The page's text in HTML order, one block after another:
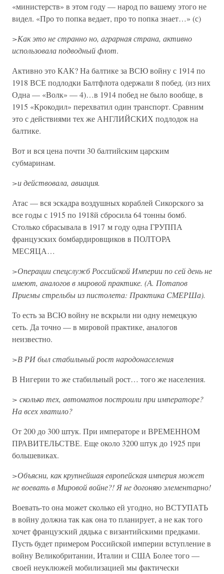
«министерств» в этом году — народ по вашему этого не
видел. «Про то попка ведает, про то попка знает…» (с)
>Как это не странно но, аграрная страна, активно
использовала подводный флот.
Активно это КАК? На балтике за ВСЮ войну с 1914 по
1918 ВСЕ подлодки Балтфлота одержали 8 побед. (из них
Одна — «Волк» — 4)…в 1914 побед не было вообще, в
1915 «Крокодил» перехватил один транспорт. Сравним
это с действиями тех же АНГЛИЙСКИХ подлодок на
балтике.
Вот и вся цена почти 30 балтийским царским
субмаринам.
>и действовала, авиация.
Атас — вся эскадра воздушных кораблей Сикорского за
все годы с 1915 по 1918й сбросила 64 тонны бомб.
Столько сбрасывала в 1917 м году одна ГРУППА
французских бомбардировщиков в ПОЛТОРА
МЕСЯЦА…
>Операции спецслужб Российской Империи по сей день не
имеют, аналогов в мировой практике. (А. Потапов
Приемы стрельбы из пистолета: Практика СМЕРШа).
То есть за ВСЮ войну не вскрыли ни одну немецкую
сеть. Да точно — в мировой практике, аналогов
неизвестно.
>В РИ был стабильный рост народонаселения
В Нигерии то же стабильный рост… того же населения.
> сколько тех, автоматов построили при императоре?
На всех хватило?
От 200 до 300 штук. При императоре и ВРЕМЕННОМ
ПРАВИТЕЛЬСТВЕ. Еще около 3200 штук до 1925 при
большевиках.
>Объясни, как крупнейшая европейская империя может
не воевать в Мировой войне?! Я не догоняю элементарно!
Воевать-то она может сколько ей угодно, но ВСТУПАТЬ
в войну должна так как она то планирует, а не как того
хочет французский дядька с византийскими предками.
Пусть будет примером Российской империи вступление в
войну Великобритании, Италии и США Более того —
своей неуклюжей мобилизацией мы фактически